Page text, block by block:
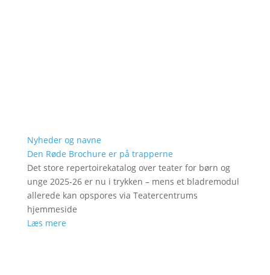
Nyheder og navne
Den Røde Brochure er på trapperne
Det store repertoirekatalog over teater for børn og
unge 2025-26 er nu i trykken – mens et bladremodul
allerede kan opspores via Teatercentrums
hjemmeside
Læs mere